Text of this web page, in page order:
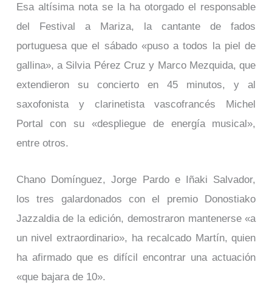
Esa altísima nota se la ha otorgado el responsable
del Festival a Mariza, la cantante de fados
portuguesa que el sábado «puso a todos la piel de
gallina», a Silvia Pérez Cruz y Marco Mezquida, que
extendieron su concierto en 45 minutos, y al
saxofonista y clarinetista vascofrancés Michel
Portal con su «despliegue de energía musical»,
entre otros.
Chano Domínguez, Jorge Pardo e Iñaki Salvador,
los tres galardonados con el premio Donostiako
Jazzaldia de la edición, demostraron mantenerse «a
un nivel extraordinario», ha recalcado Martín, quien
ha afirmado que es difícil encontrar una actuación
«que bajara de 10».